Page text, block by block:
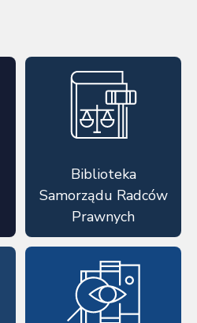
Biblioteka
Samorządu Radców
Prawnych